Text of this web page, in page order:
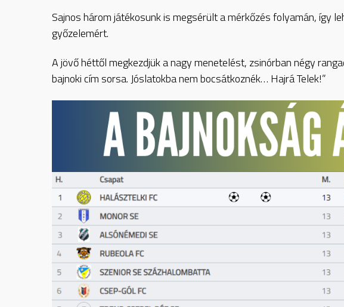
Sajnos három játékosunk is megsérült a mérkőzés folyamán, így
győzelemért.
A jövő héttől megkezdjük a nagy menetelést, zsinórban négy
bajnoki cím sorsa. Jóslatokba nem bocsátkoznék… Hajrá Telek!”